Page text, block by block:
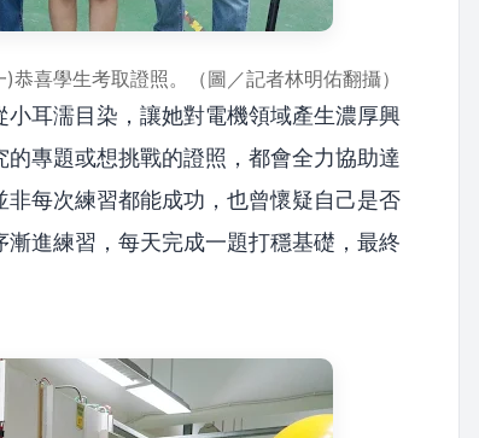
喜學生考取證照。（圖／記者林明佑翻攝）
耳濡目染，讓她對電機領域產生濃厚興
專題或想挑戰的證照，都會全力協助達
每次練習都能成功，也曾懷疑自己是否
進練習，每天完成一題打穩基礎，最終